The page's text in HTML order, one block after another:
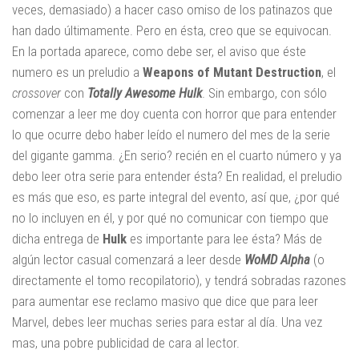
veces, demasiado) a hacer caso omiso de los patinazos que
han dado últimamente. Pero en ésta, creo que se equivocan.
En la portada aparece, como debe ser, el aviso que éste
numero es un preludio a Weapons of Mutant Destruction, el
crossover con Totally Awesome Hulk. Sin embargo, con sólo
comenzar a leer me doy cuenta con horror que para entender
lo que ocurre debo haber leído el numero del mes de la serie
del gigante gamma. ¿En serio? recién en el cuarto número y ya
debo leer otra serie para entender ésta? En realidad, el preludio
es más que eso, es parte integral del evento, así que, ¿por qué
no lo incluyen en él, y por qué no comunicar con tiempo que
dicha entrega de Hulk es importante para lee ésta? Más de
algún lector casual comenzará a leer desde WoMD Alpha (o
directamente el tomo recopilatorio), y tendrá sobradas razones
para aumentar ese reclamo masivo que dice que para leer
Marvel, debes leer muchas series para estar al día. Una vez
mas, una pobre publicidad de cara al lector.